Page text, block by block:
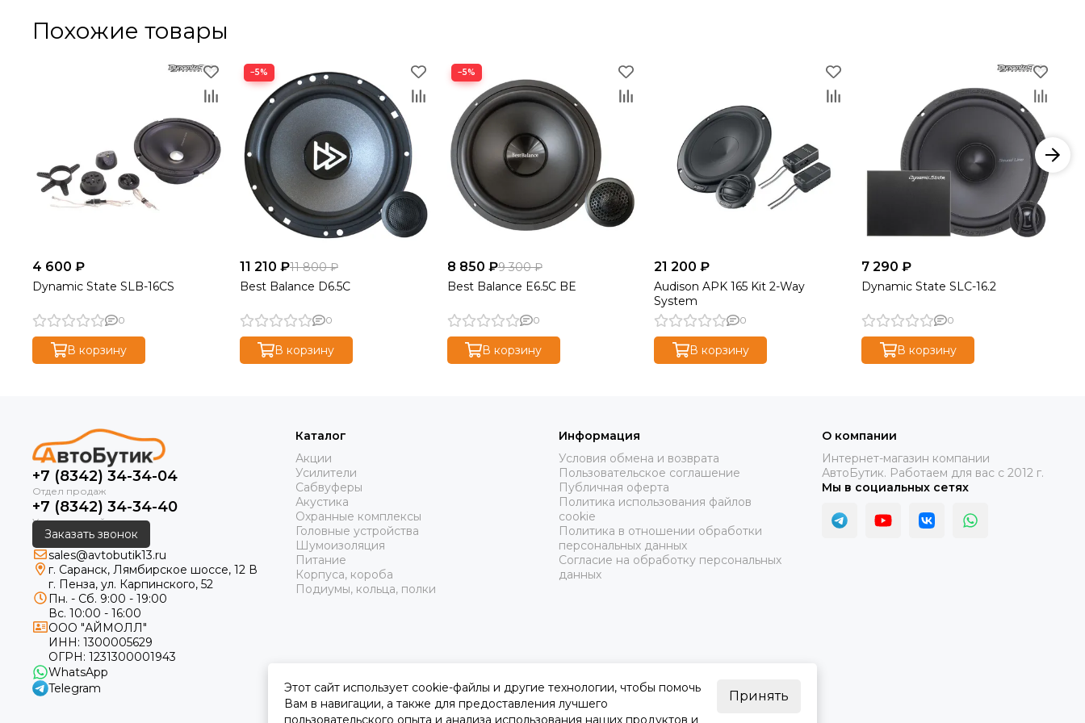
Похожие товары
4 600 ₽
Dynamic State SLB-16CS
0
В корзину
−5%
11 210 ₽11 800 ₽
Best Balance D6.5C
0
В корзину
−5%
8 850 ₽9 300 ₽
Best Balance E6.5C BE
0
В корзину
21 200 ₽
Audison APK 165 Kit 2-Way
System
0
В корзину
7 290 ₽
Dynamic State SLC-16.2
0
В корзину
+7 (8342) 34-34-04
+7 (8342) 34-34-40
Заказать звонок
sales@avtobutik13.ru
г. Саранск, Лямбирское шоссе, 12 В
г. Пенза, ул. Карпинского, 52
Пн. - Сб. 9:00 - 19:00
Вс. 10:00 - 16:00
ООО "АЙМОЛЛ"
ИНН: 1300005629
ОГРН: 1231300001943
WhatsApp
Telegram
Каталог
Акции
Усилители
Сабвуферы
Акустика
Охранные комплексы
Головные устройства
Шумоизоляция
Питание
Корпуса, короба
Подиумы, кольца, полки
Информация
Условия обмена и возврата
Пользовательское соглашение
Публичная оферта
Политика использования файлов
cookie
Политика в отношении обработки
персональных данных
Согласие на обработку персональных
данных
О компании
Интернет-магазин компании
АвтоБутик. Работаем для вас с 2012 г.
Мы в социальных сетях
Этот сайт использует cookie-файлы и другие технологии, чтобы помочь
Вам в навигации, а также для предоставления лучшего
пользовательского опыта и анализа использования наших продуктов и
Принять